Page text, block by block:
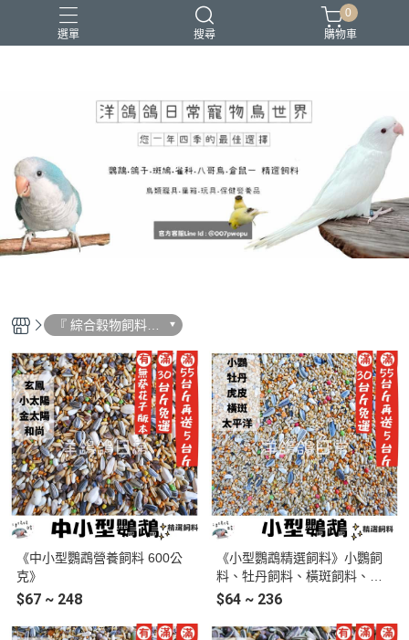
選單 搜尋
0
購物車
『 綜合穀物飼料
(鸚鵡.鴿子.倉鼠)』
《中小型鸚鵡營養飼料 600公
克》
$67 ~ 248
《小型鸚鵡精選飼料》小鸚飼
料、牡丹飼料、橫斑飼料、虎
皮飼料、太平洋鸚鵡飼料、愛
鵡飼料、鳥飼料
$64 ~ 236